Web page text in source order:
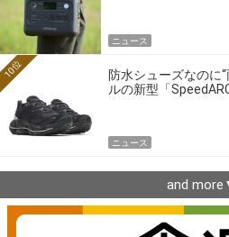
ニュース
防水シューズなのに
ルの新型「
10位
ニュース
and